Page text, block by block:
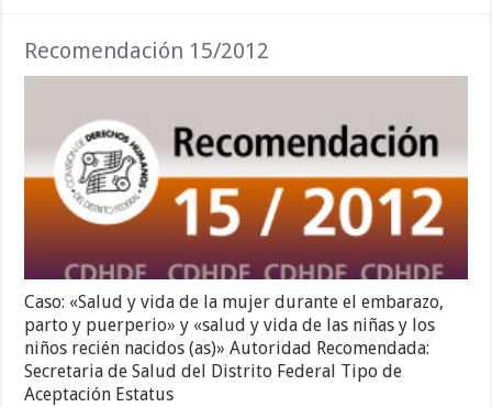
Recomendación 15/2012
Caso: «Salud y vida de la mujer durante el embarazo,
parto y puerperio» y «salud y vida de las niñas y los
niños recién nacidos (as)» Autoridad Recomendada:
Secretaria de Salud del Distrito Federal Tipo de
Aceptación Estatus